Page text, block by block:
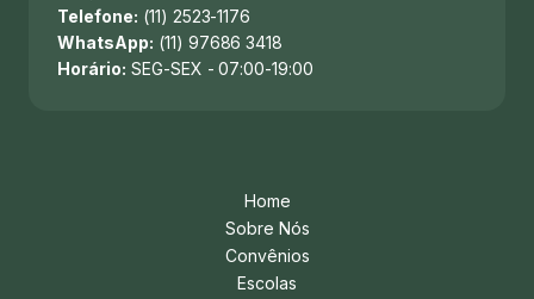
Telefone: (11) 2523-1176
WhatsApp: (11) 97686 3418
Horário: SEG-SEX - 07:00-19:00
Home
Sobre Nós
Convênios
Escolas